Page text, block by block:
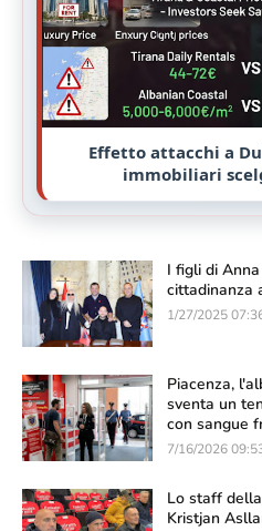
Effetto attacchi a
immobiliari
I figli di
cittadinanza
1/27/2025
Piacenza,
sventa un
con sangue
7/16/2026
Lo staff
Kristjan